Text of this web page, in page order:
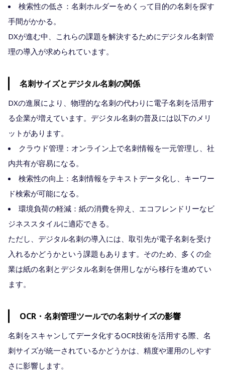
検索性の低さ：名刺ホルダーをめくって目的の名刺を探す
手間がかかる。
DXが進む中、これらの課題を解決するためにデジタル名刺管
理の導入が求められています。
名刺サイズとデジタル名刺の関係
DXの進展により、物理的な名刺の代わりに電子名刺を活用す
る企業が増えています。デジタル名刺の普及には以下のメリ
ットがあります。
クラウド管理：オンライン上で名刺情報を一元管理し、社
内共有が容易になる。
検索性の向上：名刺情報をテキストデータ化し、キーワー
ド検索が可能になる。
環境負荷の軽減：紙の消費を抑え、エコフレンドリーなビ
ジネススタイルに適応できる。
ただし、デジタル名刺の導入には、取引先が電子名刺を受け
入れるかどうかという課題もあります。そのため、多くの企
業は紙の名刺とデジタル名刺を併用しながら移行を進めてい
ます。
OCR・名刺管理ツールでの名刺サイズの影響
名刺をスキャンしてデータ化するOCR技術を活用する際、名
刺サイズが統一されているかどうかは、精度や運用のしやす
さに影響します。